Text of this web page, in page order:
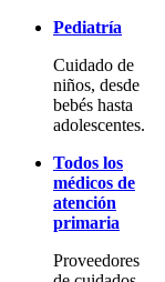
Pediatría
Cuidado de
niños, desde
bebés hasta
adolescentes.
Todos los
médicos de
atención
primaria
Proveedores